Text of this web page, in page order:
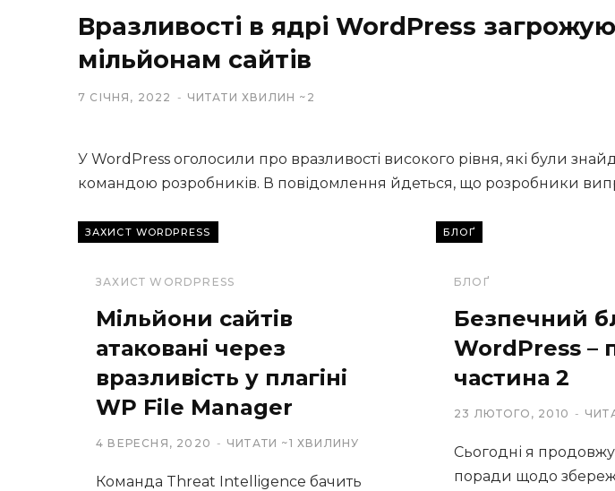
Вразливості в ядрі WordPress
мільйонам сайтів
7 СІЧНЯ, 2022 ЧИТАТИ ХВИЛИН ~2
У WordPress оголосили про вразливості високого рівня, які були
командою розробників. В повідомлення йдеться, що розробники
Читати...
ЗАХИСТ WORDPRESS
ЗАХИСТ WORDPRESS
Мільйони сайтів
атаковані через
вразливість у плагіні
WP File Manager
4 ВЕРЕСНЯ, 2020 ЧИТАТИ ~1 ХВИЛИНУ
Команда Threat Intelligence бачить
БЛОҐ
БЛОҐ
Безпечний
WordPress –
частина 2
23 ЛЮТОГО, 2010
Сьогодні я
поради щодо